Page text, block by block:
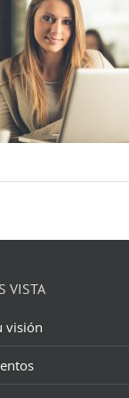
VISTA
visión